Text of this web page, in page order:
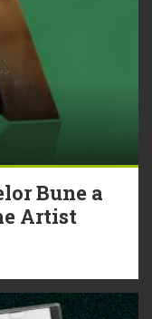
Bune a
Artist